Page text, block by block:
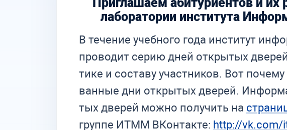
лаборатории института
В те­че­ние учеб­но­го года ин­сти­тут
про­во­дит се­рию дней от­кры­тых
ти­ке и со­ста­ву участ­ни­ков. Вот
ван­ные дни от­кры­тых две­рей.
тых две­рей мож­но по­лу­чить на
группе ИТММ ВКонтакте: http://vk.com/